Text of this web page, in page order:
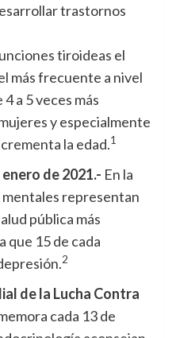
trastornos
tiroideas el
más frecuente a nivel
a 5 veces más
y especialmente
la edad.1
de 2021.- En la
representan
pública más
que 15 de cada
2
de la Lucha Contra
cada 13 de